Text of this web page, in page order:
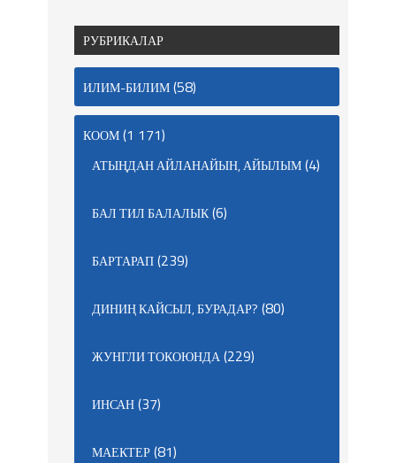
РУБРИКАЛАР
ИЛИМ-БИЛИМ(58)
КООМ(1 171)
АТЫҢДАН АЙЛАНАЙЫН, АЙЫЛЫМ(4)
БАЛ ТИЛ БАЛАЛЫК(6)
БАРТАРАП(239)
ДИНИҢ КАЙСЫЛ, БУРАДАР? (80)
ЖУНГЛИ ТОКОЮНДА(229)
ИНСАН(37)
МАЕКТЕР(81)